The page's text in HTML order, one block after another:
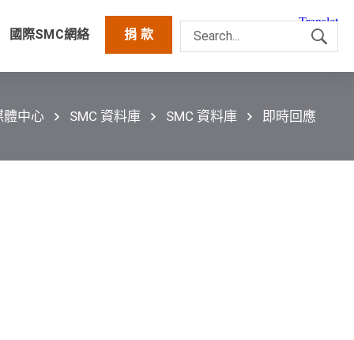
國際SMC網絡 捐 款
體中心 SMC 資料庫 SMC 資料庫 即時回應